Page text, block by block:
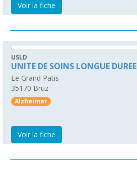
Voir la fiche
USLD
UNITE DE SOINS LONGUE DUREE
Le Grand Patis
35170 Bruz
Alzheimer
Voir la fiche